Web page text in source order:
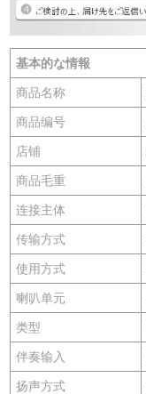
基本的な情報
商品名称
商品编号
店铺
商品毛重
连接主体
传输方式
使用方式
喇叭单元
类型
伴奏输入
扬声方式